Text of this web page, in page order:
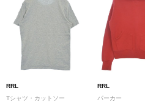
RRL
Tシャツ・カットソー
RRL
パーカー